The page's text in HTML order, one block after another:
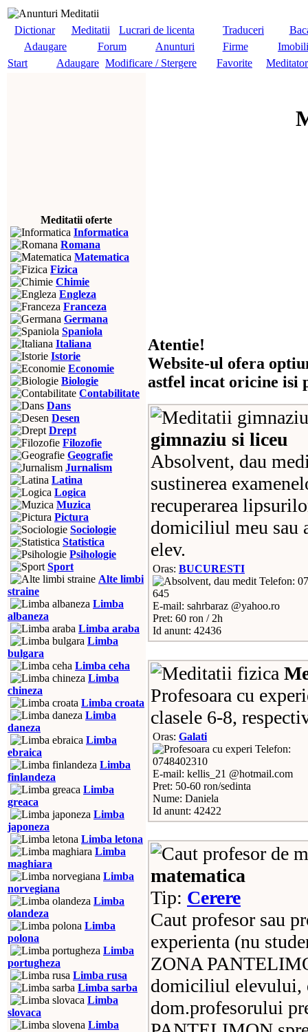
Dictionar Meditatii Lucrari de licenta Traduceri
Adaugare
Forum Anunturi Firme
Start
Adaugare Modificare / Stergere Favorite
Meditatii oferte
Informatica
Romana
Matematica
Fizica
Chimie
Engleza
Franceza
Germana
Spaniola
Italiana
Istorie
Economie
Biologie
Contabilitate
Dans
Desen
Drept
Filozofie
Geografie
Jurnalism
Latina
Logica
Muzica
Pictura
Sociologie
Statistica
Psihologie
Sport
Alte limbi
straine
Limba
albaneza
Limba araba
Limba
bulgara
Limba ceha
Limba
chineza
Limba croata
Limba
daneza
Limba
ebraica
Limba
finlandeza
Limba
greaca
Limba
japoneza
Limba letona
Limba
maghiara
Limba
norvegiana
Limba
olandeza
Limba
polona
Limba
portugheza
Limba rusa
Limba sarba
Limba
slovaca
Limba
Atentie!
Website-ul ofera
astfel incat oricine isi
gimnaziu si liceu
Absolvent, dau
sustinerea
recuperarea
domiciliul meu sau
elev.
Oras: BUCURESTI
Telefon:
645
E-mail: sahrbaraz @yahoo.ro
Pret: 60 ron / 2h
Id anunt: 42436
Profesoara cu
clasele 6-8,
Oras: Galati
Telefon:
0748402310
E-mail: kellis_21 @hotmail.com
Pret: 50-60 ron/sedinta
Nume: Daniela
Id anunt: 42422
matematica
Tip: Cerere
Caut profesor sau
experienta (nu
ZONA
domiciliul elevului,
dom.profesorului